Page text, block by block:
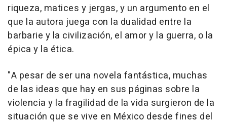
riqueza, matices y jergas, y un argumento en el
que la autora juega con la dualidad entre la
barbarie y la civilización, el amor y la guerra, o la
épica y la ética.
"A pesar de ser una novela fantástica, muchas
de las ideas que hay en sus páginas sobre la
violencia y la fragilidad de la vida surgieron de la
situación que se vive en México desde fines del